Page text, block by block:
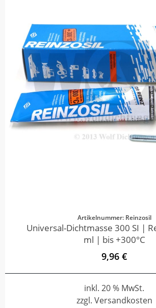
Artikelnummer: Reinzosil
Universal-Dichtmasse 300 SI |
ml | bis +300°C
9,96 €
inkl. 20 % MwSt.
zzgl. Versandkosten